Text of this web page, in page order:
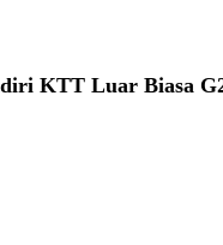
KTT Luar Biasa